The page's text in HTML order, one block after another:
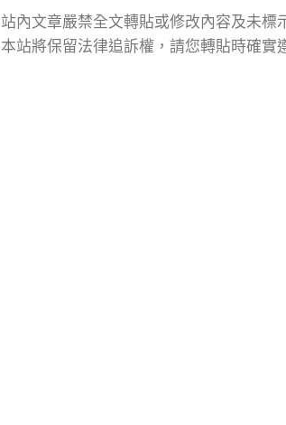
站內文章嚴禁全文轉貼或修改內容及未
本站將保留法律追訴權，請您轉貼時確實